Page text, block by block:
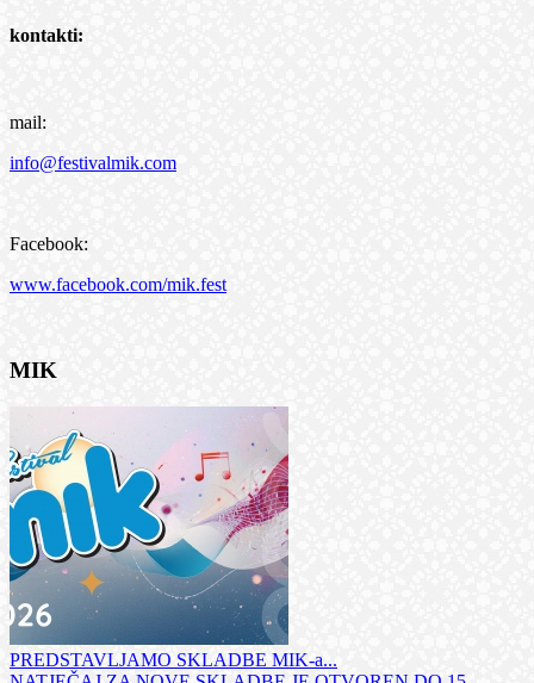
kontakti:
mail:
info@festivalmik.com
Facebook:
www.facebook.com/mik.fest
MIK
PREDSTAVLJAMO SKLADBE MIK-a...